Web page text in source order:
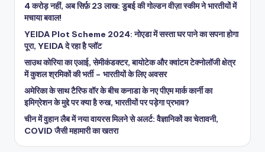
4 करोड़ नहीं, अब सिर्फ़ 23 लाख: डुबई की गोल्डन वीज़ा स्कीम ने भारतीयों में
मचाया बवाल!
YEIDA Plot Scheme 2024: नोएडा में सस्ता घर पाने का सपना होगा
पूरा, YEIDA दे रहा है प्लॉट
साउथ कोरिया का एआई, सेमीकंडक्टर, बायोटेक और क्वांटम टेक्नोलॉजी क्षेत्र
में कुशल श्रमिकों की भर्ती – भारतीयों के लिए अवसर
अमेरिका के साथ टैरिफ वॉर के बीच कनाडा के नए पीएम मार्क कार्नी का
इमिग्रेशन के मुद्दे पर क्या है रुख, भारतीयों पर पड़ेगा प्रभाव?
चीन में वुहान लैब में नया वायरस मिलने से अलर्ट: वैज्ञानिकों का चेतावनी,
COVID जैसी महामारी का खतरा